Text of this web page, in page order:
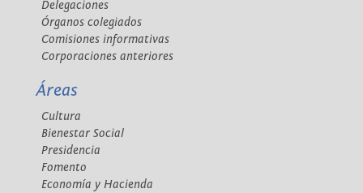
Delegaciones
Órganos colegiados
Comisiones informativas
Corporaciones anteriores
Áreas
Cultura
Bienestar Social
Presidencia
Fomento
Economía y Hacienda